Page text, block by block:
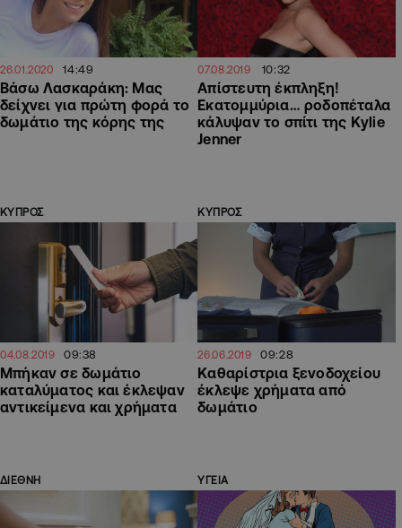
26.01.2020 14:49
Βάσω Λασκαράκη: Μας
δείχνει για πρώτη φορά το
δωμάτιο της κόρης της
07.08.2019 10:32
Απίστευτη έκπληξη!
Εκατομμύρια… ροδοπέταλα
κάλυψαν το σπίτι της Kylie
Jenner
ΚΥΠΡΟΣ
04.08.2019 09:38
Μπήκαν σε δωμάτιο
καταλύματος και έκλεψαν
αντικείμενα και χρήματα
ΚΥΠΡΟΣ
26.06.2019 09:28
Καθαρίστρια ξενοδοχείου
έκλεψε χρήματα από
δωμάτιο
ΔΙΕΘΝΗ ΥΓΕΙΑ